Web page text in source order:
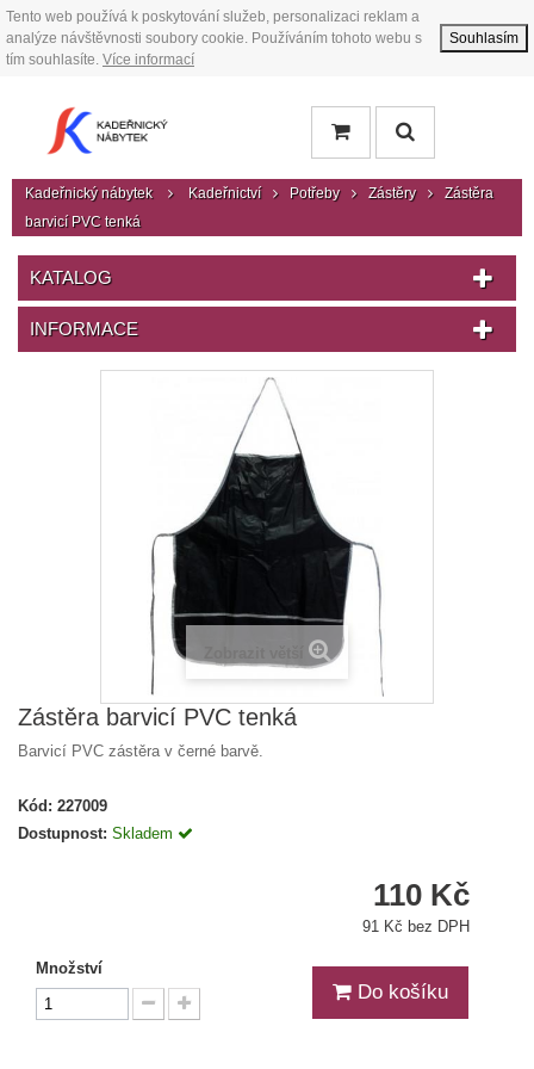
Tento web používá k poskytování služeb, personalizaci reklam a
analýze návštěvnosti soubory cookie. Používáním tohoto webu s
tím souhlasíte. Více informací
Souhlasím
Kadeřnický nábytek Kadeřnictví Potřeby Zástěry
Zástěra
barvicí PVC tenká
KATALOG
INFORMACE
Zástěra barvicí PVC tenká
Barvicí PVC zástěra v černé barvě.
Kód: 227009
Dostupnost: Skladem
110 Kč
91 Kč bez DPH
Množství
Do košíku